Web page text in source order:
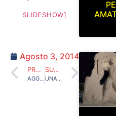
SLIDESHOW]
Agosto 3, 2014
PRECEDENTE
AGGIORNAMENTO SEZIONE FOTO R.B.E. 2014/2015 SERIE C
SUCCESSIVO
UNA PROPOSTA DI LEGGE CONTRO GLI ABUSI DELLE FORZE DELL’ORDINE